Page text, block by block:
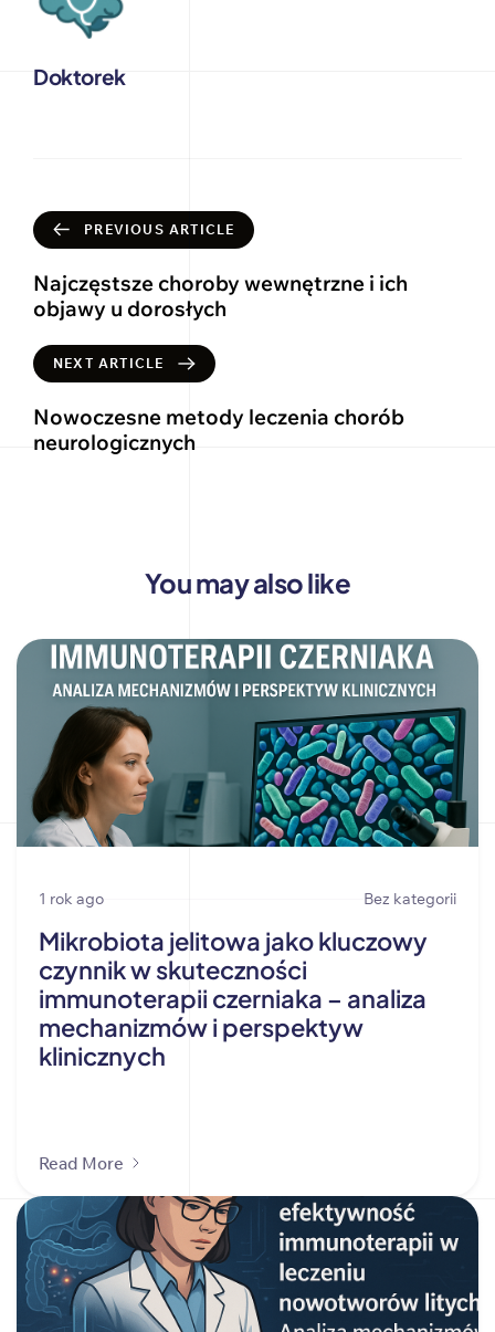
Doktorek
PREVIOUS ARTICLE
Najczęstsze choroby wewnętrzne i ich
objawy u dorosłych
NEXT ARTICLE
Nowoczesne metody leczenia chorób
neurologicznych
You may also like
1 rok ago Bez kategorii
Mikrobiota jelitowa jako kluczowy
czynnik w skuteczności
immunoterapii czerniaka – analiza
mechanizmów i perspektyw
klinicznych
Read More